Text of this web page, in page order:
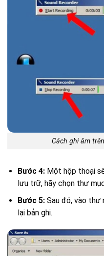
Cách ghi âm
Bước 4:Một hộp thoại
lưu trữ, hãy chọn thư
Bước 5:Sau đó, vào thư
lại bản ghi.